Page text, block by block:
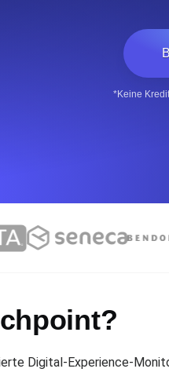
*Keine
Digital-Experience-